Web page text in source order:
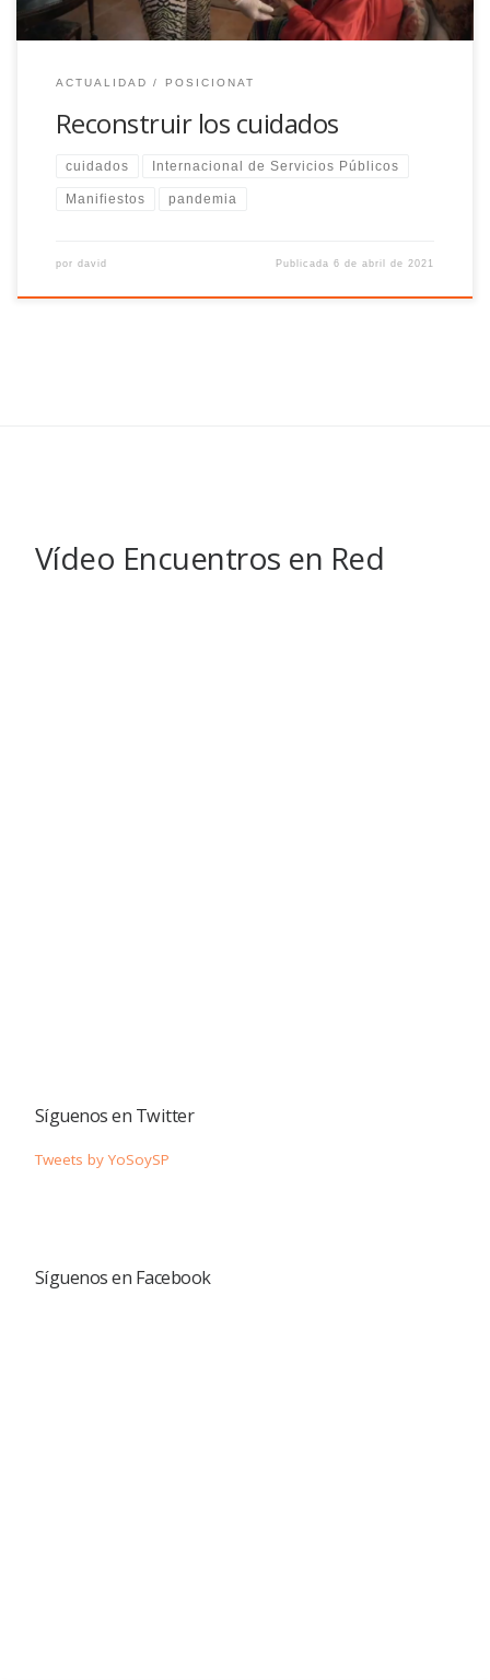
ACTUALIDAD POSICIONAT
Reconstruir los cuidados
cuidados Internacional de Servicios Públicos
Manifiestos pandemia
por david Publicada6 de abril de 2021
Vídeo Encuentros en Red
Síguenos en Twitter
Tweets by YoSoySP
Síguenos en Facebook